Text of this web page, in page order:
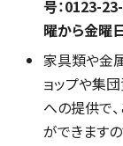
号：0123-
曜から金曜
家具類や金
ョップや集
への提供で
ができますの